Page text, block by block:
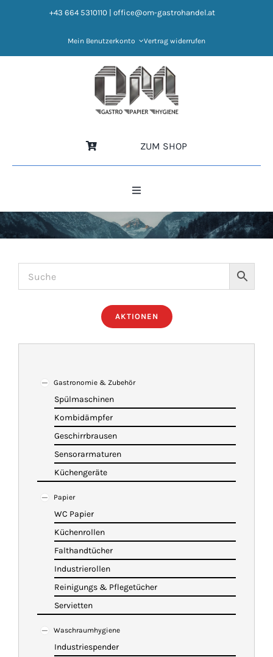
+43 664 5310110 office@om-gastrohandel.at
Mein Benutzerkonto Vertrag widerrufen
ZUM SHOP
Toggle
HOME
NEWS
IMBISSANHÄNGER
KATALOG
WARENKORB
AKTIONEN
Gastronomie & Zubehör
Spülmaschinen
Kombidämpfer
Geschirrbrausen
Sensorarmaturen
Küchengeräte
Papier
WC Papier
Küchenrollen
Falthandtücher
Industrierollen
Reinigungs & Pflegetücher
Servietten
Waschraumhygiene
Industriespender